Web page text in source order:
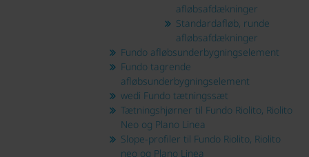
afløbsafdækninger
Standardafløb, runde
afløbsafdækninger
Fundo afløbsunderbygningselement
Fundo tagrende
afløbsunderbygningselement
wedi Fundo tætningssæt
Tætningshjørner til Fundo Riolito, Riolito
Neo og Plano Linea
Slope-profiler til Fundo Riolito, Riolito
neo og Plano Linea